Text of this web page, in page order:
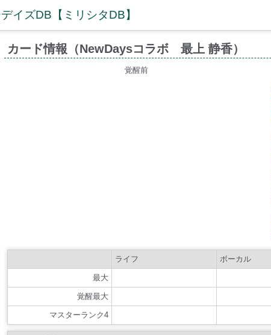
イズDB【ミリシタDB】
カード情報（NewDaysコラボ 最上 静香）
覚醒前
ライフ ボーカル
最大
覚醒最大
マスターランク4